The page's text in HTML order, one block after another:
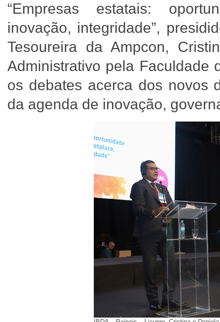
“Empresas estatais:
inovação, integridade”,
Tesoureira da Ampcon,
Administrativo pela Faculdade
os debates acerca dos novos
da agenda de inovação,